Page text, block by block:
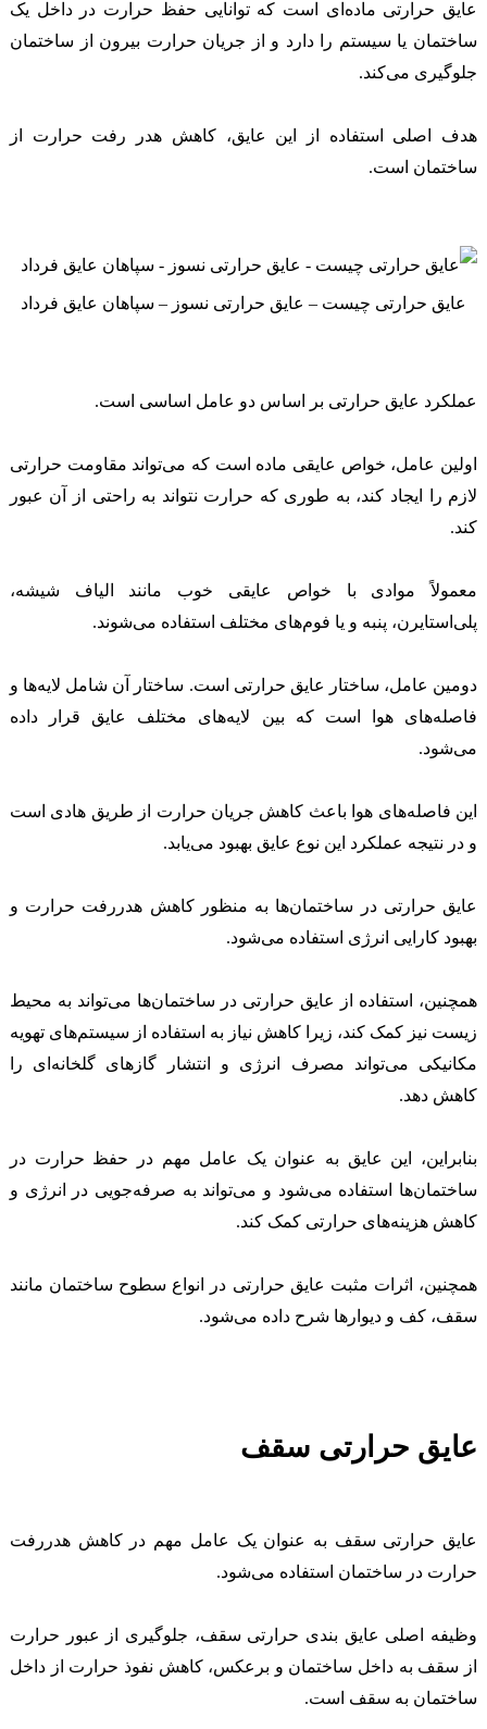
عایق حرارتی ماده‌ای است که توانایی حفظ حرارت در داخل یک
ساختمان یا سیستم را دارد و از جریان حرارت بیرون از ساختمان
جلوگیری می‌کند.
هدف اصلی استفاده از این عایق، کاهش هدر رفت حرارت از
ساختمان است.
عایق حرارتی چیست – عایق حرارتی نسوز – سپاهان عایق فرداد
عملکرد عایق حرارتی بر اساس دو عامل اساسی است.
اولین عامل، خواص عایقی ماده است که می‌تواند مقاومت حرارتی
لازم را ایجاد کند، به طوری که حرارت نتواند به راحتی از آن عبور
کند.
معمولاً موادی با خواص عایقی خوب مانند الیاف شیشه،
پلی‌استایرن، پنبه و یا فوم‌های مختلف استفاده می‌شوند.
دومین عامل، ساختار عایق حرارتی است. ساختار آن شامل لایه‌ها و
فاصله‌های هوا است که بین لایه‌های مختلف عایق قرار داده
می‌شود.
این فاصله‌های هوا باعث کاهش جریان حرارت از طریق هادی است
و در نتیجه عملکرد این نوع عایق بهبود می‌یابد.
عایق حرارتی در ساختمان‌ها به منظور کاهش هدررفت حرارت و
بهبود کارایی انرژی استفاده می‌شود.
همچنین، استفاده از عایق حرارتی در ساختمان‌ها می‌تواند به محیط
زیست نیز کمک کند، زیرا کاهش نیاز به استفاده از سیستم‌های تهویه
مکانیکی می‌تواند مصرف انرژی و انتشار گاز‌های گلخانه‌ای را
کاهش دهد.
بنابراین، این عایق به عنوان یک عامل مهم در حفظ حرارت در
ساختمان‌ها استفاده می‌شود و می‌تواند به صرفه‌جویی در انرژی و
کاهش هزینه‌های حرارتی کمک کند.
همچنین، اثرات مثبت عایق حرارتی در انواع سطوح ساختمان مانند
سقف، کف و دیوارها شرح داده می‌شود.
عایق حرارتی سقف
عایق حرارتی سقف به عنوان یک عامل مهم در کاهش هدررفت
حرارت در ساختمان استفاده می‌شود.
وظیفه اصلی عایق بندی حرارتی سقف، جلوگیری از عبور حرارت
از سقف به داخل ساختمان و برعکس، کاهش نفوذ حرارت از داخل
ساختمان به سقف است.